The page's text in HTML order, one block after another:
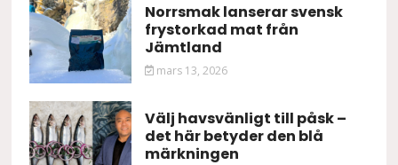
Norrsmak lanserar svensk
frystorkad mat från
Jämtland
mars 13, 2026
Välj havsvänligt till påsk –
det här betyder den blå
märkningen